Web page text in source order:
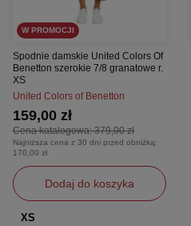
W PROMOCJI
Spodnie damskie United Colors Of
Benetton szerokie 7/8 granatowe r.
XS
United Colors of Benetton
Cena katalogowa:379,00 zł
159,00 zł
Najniższa cena z 30 dni przed obniżką:
170,00 zł
Dodaj do koszyka
XS